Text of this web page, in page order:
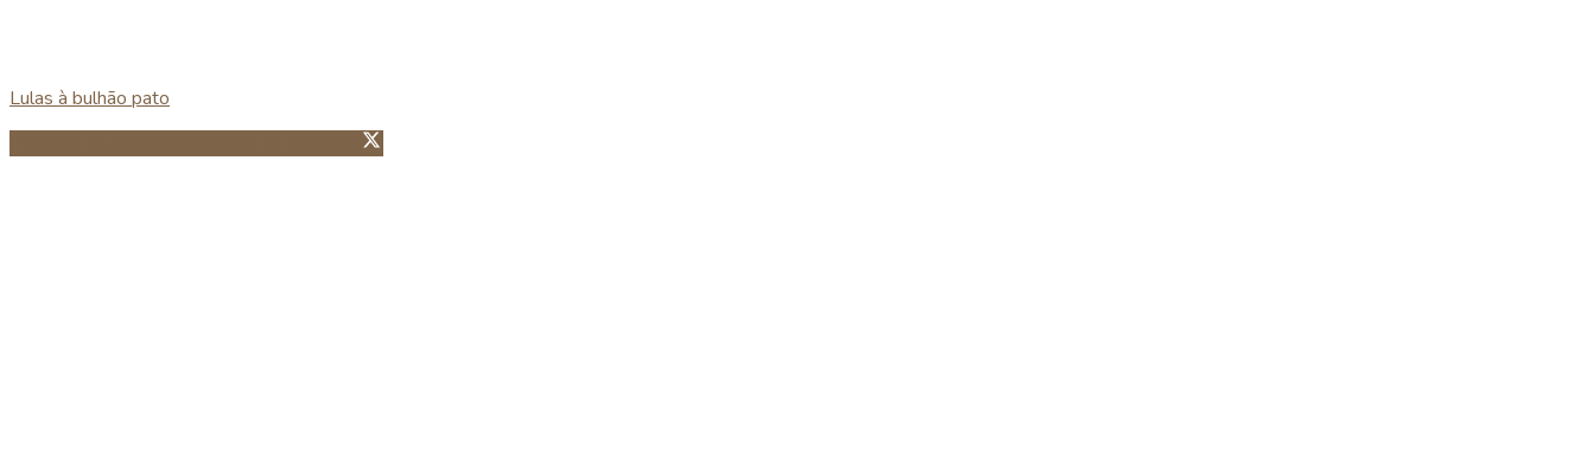
Lulas à bulhão pato
Guardar no Pinterest